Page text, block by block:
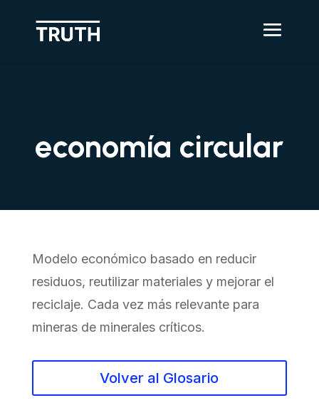
economía circular
Modelo económico basado en reducir
residuos, reutilizar materiales y mejorar el
reciclaje. Cada vez más relevante para
mineras de minerales críticos.
Volver al Glosario